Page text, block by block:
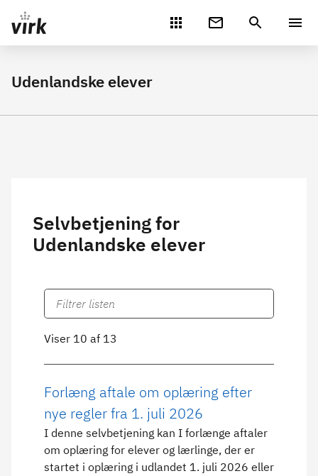
Gå direkte til indhold
Udenlandske elever
Selvbetjening for
Udenlandske elever
Viser 10 af 13
Forlæng aftale om oplæring efter
nye regler fra 1. juli 2026
I denne selvbetjening kan I forlænge aftaler
om oplæring for elever og lærlinge, der er
startet i oplæring i udlandet 1. juli 2026 eller